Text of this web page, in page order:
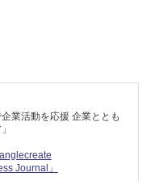
業活動を応援 企業ととも
Journal」